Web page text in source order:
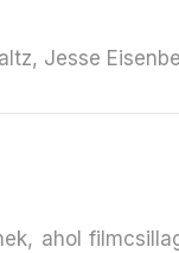
Jesse
ahol